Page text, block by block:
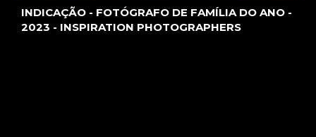
INDICAÇÃO - FOTÓGRAFO DE FAMÍLIA DO ANO -
2023 - INSPIRATION PHOTOGRAPHERS